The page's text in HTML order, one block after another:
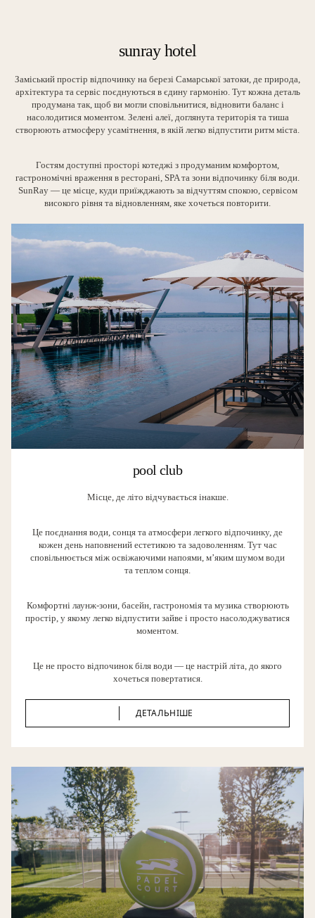
sunray hotel
Заміський простір відпочинку на березі Самарської затоки, де природа,
архітектура та сервіс поєднуються в єдину гармонію. Тут кожна деталь
продумана так, щоб ви могли сповільнитися, відновити баланс і
насолодитися моментом. Зелені алеї, доглянута територія та тиша
створюють атмосферу усамітнення, в якій легко відпустити ритм міста.
Гостям доступні просторі котеджі з продуманим комфортом,
гастрономічні враження в ресторані, SPA та зони відпочинку біля води.
SunRay — це місце, куди приїжджають за відчуттям спокою, сервісом
високого рівня та відновленням, яке хочеться повторити.
pool club
Місце, де літо відчувається інакше.
Це поєднання води, сонця та атмосфери легкого відпочинку, де
кожен день наповнений естетикою та задоволенням. Тут час
сповільнюється між освіжаючими напоями, м’яким шумом води
та теплом сонця.
Комфортні лаунж-зони, басейн, гастрономія та музика створюють
простір, у якому легко відпустити зайве і просто насолоджуватися
моментом.
Це не просто відпочинок біля води — це настрій літа, до якого
хочеться повертатися.
ДЕТАЛЬНІШЕ
ДЕТАЛЬНІШЕ